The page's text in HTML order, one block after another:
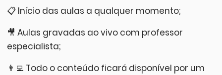
📋 Início das aulas a qualquer momento;
🎥 Aulas gravadas ao vivo com professor
especialista;
👨‍💻 Todo o conteúdo ficará disponível por um